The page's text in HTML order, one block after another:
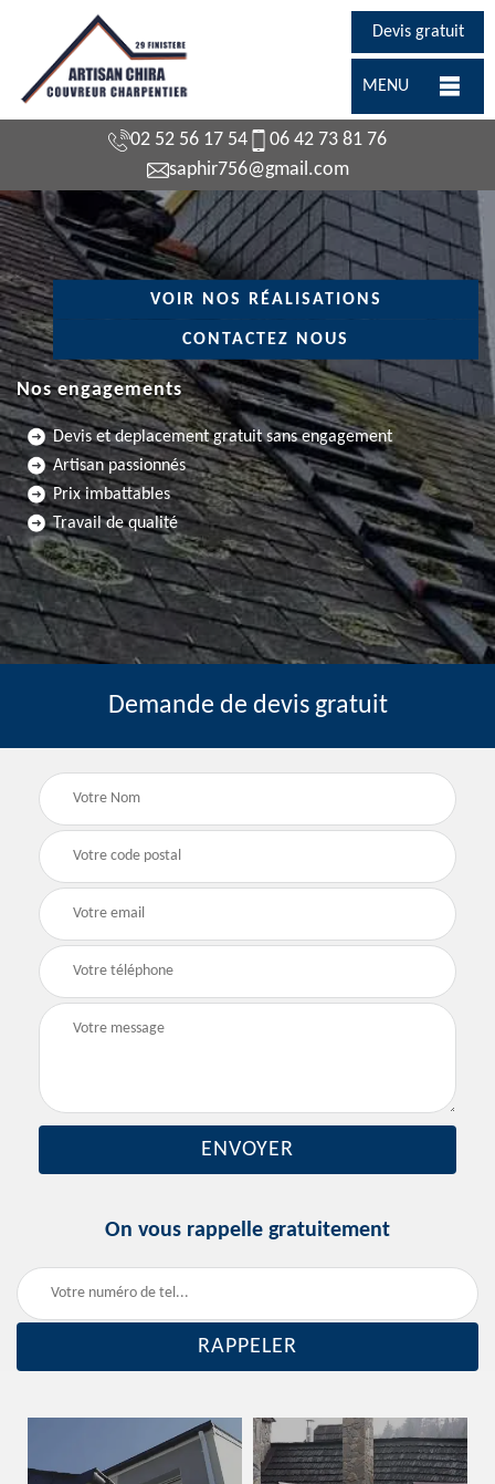
Devis gratuit
MENU
02 52 56 17 54
06 42 73 81 76
saphir756@gmail.com
VOIR NOS RÉALISATIONS
CONTACTEZ NOUS
Nos engagements
Devis et deplacement gratuit sans engagement
Artisan passionnés
Prix imbattables
Travail de qualité
Demande de devis gratuit
On vous rappelle gratuitement